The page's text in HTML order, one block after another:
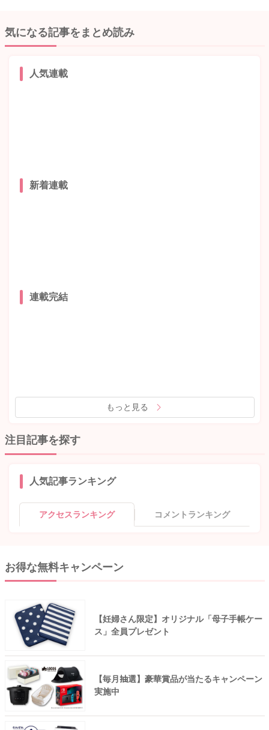
気になる記事をまとめ読み
人気連載
新着連載
連載完結
もっと見る
注目記事を探す
人気記事ランキング
アクセスランキング コメントランキング
お得な無料キャンペーン
【妊婦さん限定】オリジナル「母子手帳ケー
ス」全員プレゼント
【毎月抽選】豪華賞品が当たるキャンペーン
実施中